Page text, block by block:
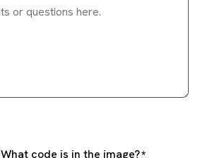
What code is in the image?